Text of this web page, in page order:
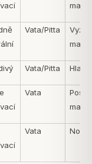
Vata/Pitta
Vata/Pitta
Vata
Vata